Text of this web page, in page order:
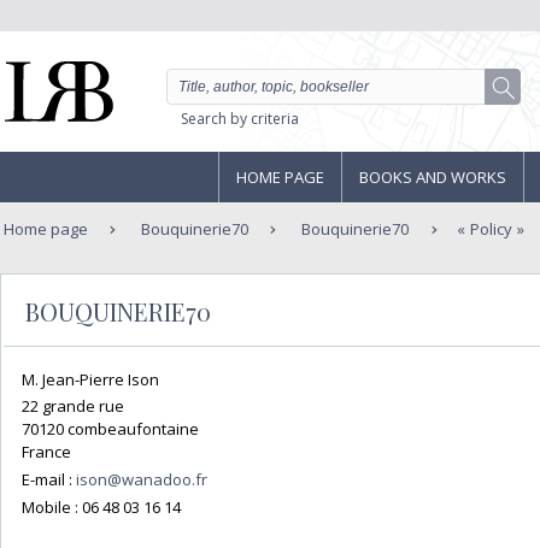
Search by criteria
HOME PAGE BOOKS AND WORKS
Home page Bouquinerie70 Bouquinerie70 Policy
BOUQUINERIE70
M. Jean-Pierre Ison
22 grande rue
70120 combeaufontaine
France
E-mail : ison@wanadoo.fr
Mobile : 06 48 03 16 14